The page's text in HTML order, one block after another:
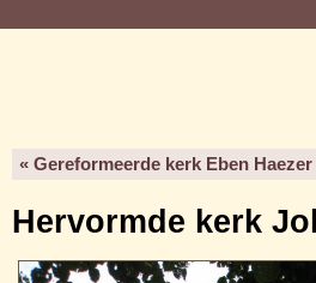
« Gereformeerde kerk Eben Haezer
Hervormde kerk